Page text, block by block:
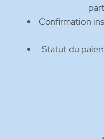
Confirmation
Statut du